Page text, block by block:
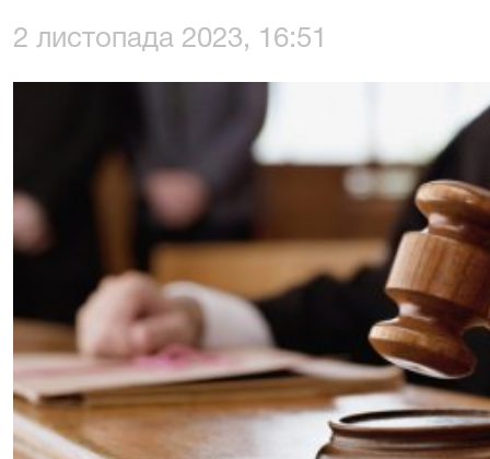
2 листопада 2023, 16:51